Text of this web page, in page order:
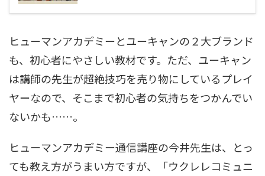
ヒューマンアカデミーとユーキャンの２大ブランド
も、初心者にやさしい教材です。ただ、ユーキャン
は講師の先生が超絶技巧を売り物にしているプレイ
ヤーなので、そこまで初心者の気持ちをつかんでい
ないかも……。
ヒューマンアカデミー通信講座の今井先生は、とっ
ても教え方がうまい方ですが、「ウクレレコミュニ